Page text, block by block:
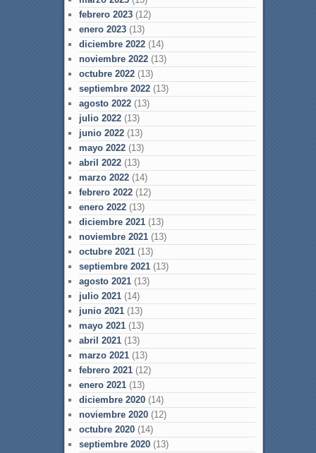
febrero 2023(12)
enero 2023(13)
diciembre 2022(14)
noviembre 2022(13)
octubre 2022(13)
septiembre 2022(13)
agosto 2022(13)
julio 2022(13)
junio 2022(13)
mayo 2022(13)
abril 2022(13)
marzo 2022(14)
febrero 2022(12)
enero 2022(13)
diciembre 2021(13)
noviembre 2021(13)
octubre 2021(13)
septiembre 2021(13)
agosto 2021(13)
julio 2021(14)
junio 2021(13)
mayo 2021(13)
abril 2021(13)
marzo 2021(13)
febrero 2021(12)
enero 2021(13)
diciembre 2020(14)
noviembre 2020(12)
octubre 2020(14)
septiembre 2020(13)